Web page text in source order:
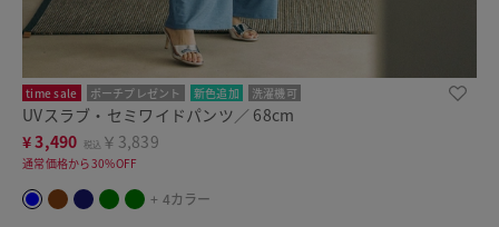
time sale ポーチプレゼント 新色追加 洗濯機可
UVスラブ・セミワイドパンツ／ 68cm
¥3,490 税込 ￥3,839
通常価格から30%OFF
+ 4カラー